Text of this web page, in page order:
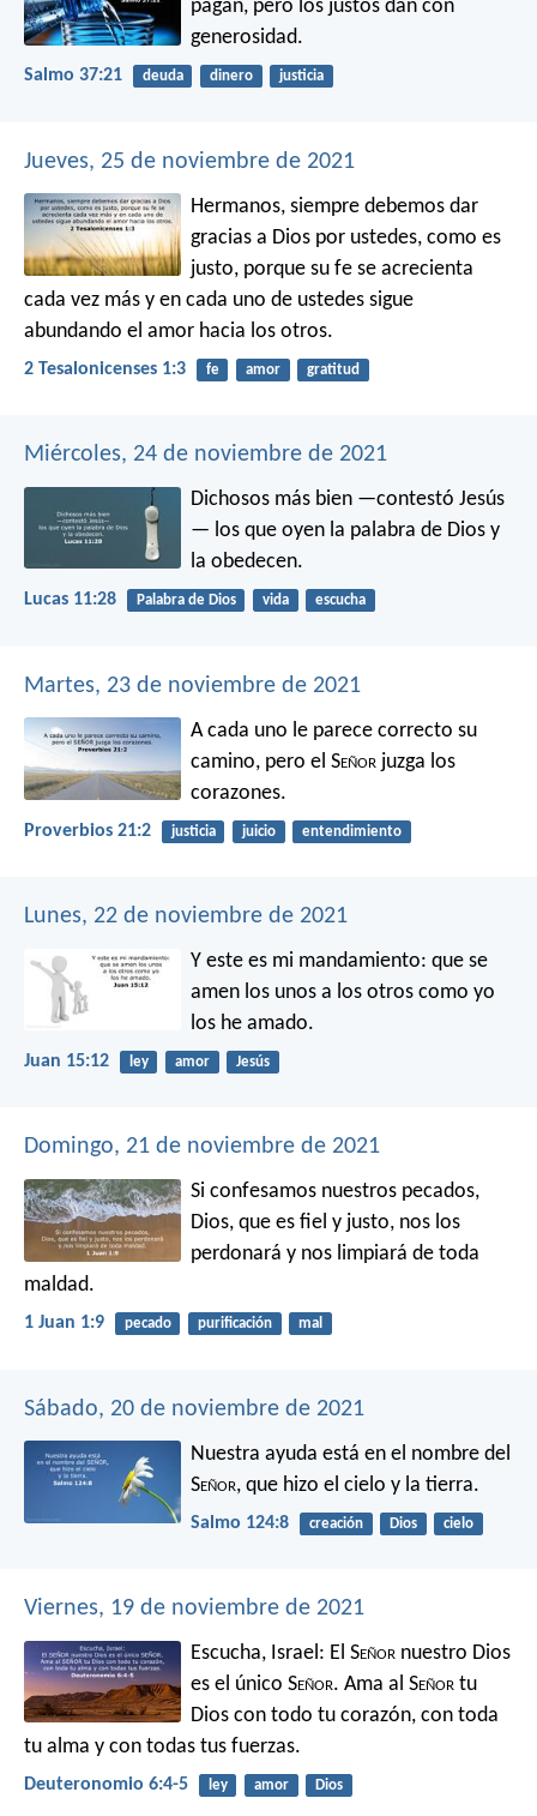
pagan, pero los justos dan con
generosidad.
Salmo 37:21 deuda dinero justicia
Jueves, 25 de noviembre de 2021
Hermanos, siempre debemos dar
gracias a Dios por ustedes, como es
justo, porque su fe se acrecienta
cada vez más y en cada uno de ustedes sigue
abundando el amor hacia los otros.
2 Tesalonicenses 1:3 fe amor gratitud
Miércoles, 24 de noviembre de 2021
Dichosos más bien —contestó Jesús
— los que oyen la palabra de Dios y
la obedecen.
Lucas 11:28 Palabra de Dios vida escucha
Martes, 23 de noviembre de 2021
A cada uno le parece correcto su
camino, pero el Señor juzga los
corazones.
Proverbios 21:2 justicia juicio entendimiento
Lunes, 22 de noviembre de 2021
Y este es mi mandamiento: que se
amen los unos a los otros como yo
los he amado.
Juan 15:12 ley amor Jesús
Domingo, 21 de noviembre de 2021
Si confesamos nuestros pecados,
Dios, que es fiel y justo, nos los
perdonará y nos limpiará de toda
maldad.
1 Juan 1:9 pecado purificación mal
Sábado, 20 de noviembre de 2021
Nuestra ayuda está en el nombre del
Señor, que hizo el cielo y la tierra.
Salmo 124:8 creación Dios cielo
Viernes, 19 de noviembre de 2021
Escucha, Israel: El Señor nuestro Dios
es el único Señor. Ama al Señor tu
Dios con todo tu corazón, con toda
tu alma y con todas tus fuerzas.
Deuteronomio 6:4-5 ley amor Dios